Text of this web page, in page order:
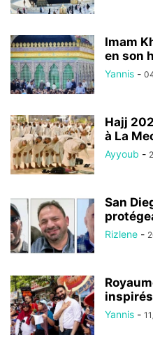
Imam
en son
Yannis -
Hajj
à La
Ayyoub -
San
Rizlene -
Yannis -